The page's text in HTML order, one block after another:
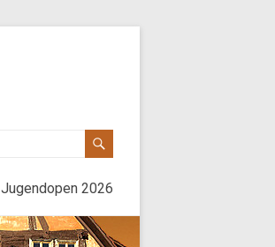
Jugendopen 2026